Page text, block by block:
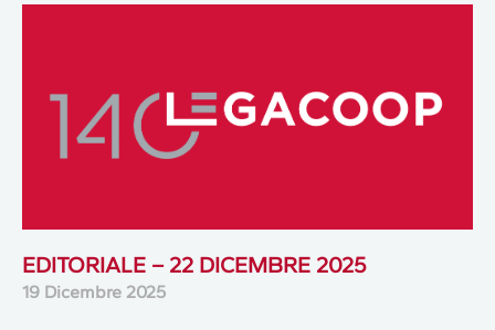
EDITORIALE – 22 DICEMBRE 2025
19 Dicembre 2025